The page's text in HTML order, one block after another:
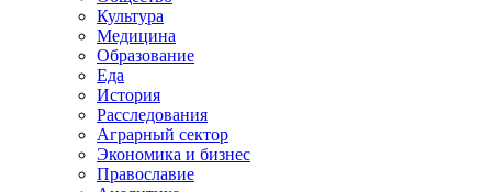
Культура
Медицина
Образование
Еда
История
Расследования
Аграрный сектор
Экономика и бизнес
Православие